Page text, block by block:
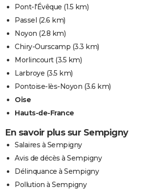
Pont-l'Évêque (1.5 km)
Passel (2.6 km)
Noyon (2.8 km)
Chiry-Ourscamp (3.3 km)
Morlincourt(3.5 km)
Larbroye (3.5 km)
Pontoise-lès-Noyon (3.6 km)
Oise
Hauts-de-France
En savoir plus sur Sempigny
Salaires à Sempigny
Avis de décès à Sempigny
Délinquance à Sempigny
Pollution à Sempigny